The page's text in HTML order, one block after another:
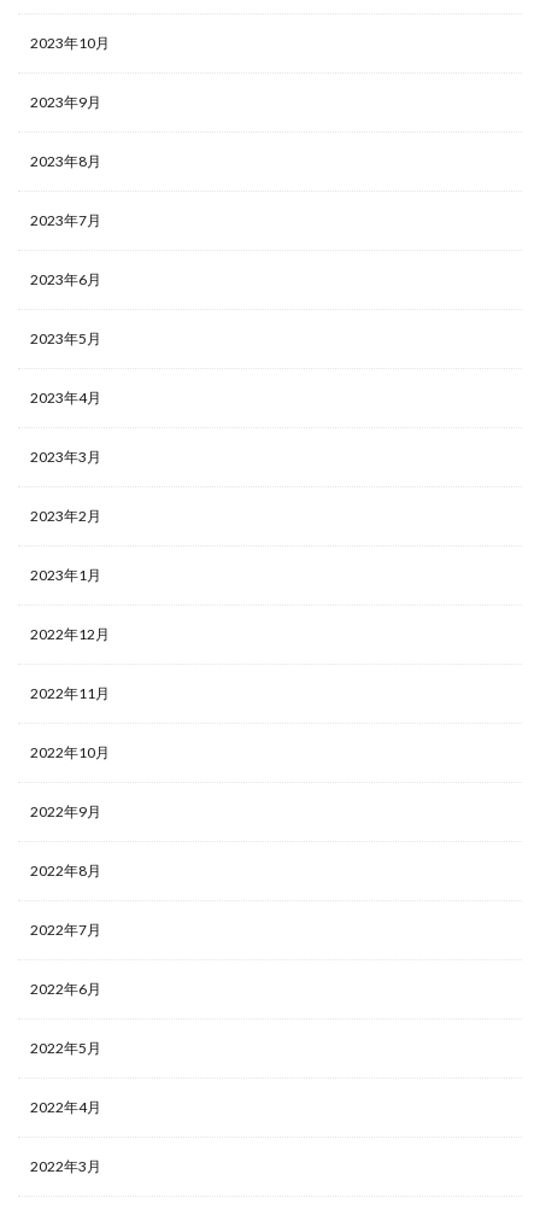
2023年10月
2023年9月
2023年8月
2023年7月
2023年6月
2023年5月
2023年4月
2023年3月
2023年2月
2023年1月
2022年12月
2022年11月
2022年10月
2022年9月
2022年8月
2022年7月
2022年6月
2022年5月
2022年4月
2022年3月